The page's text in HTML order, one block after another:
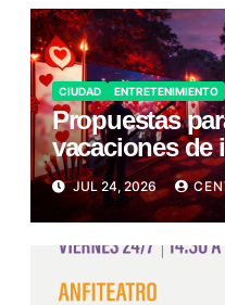
CIUDAD ENTRETENIMIENTO
Propuestas
vacaciones de
JUL 24, 2026